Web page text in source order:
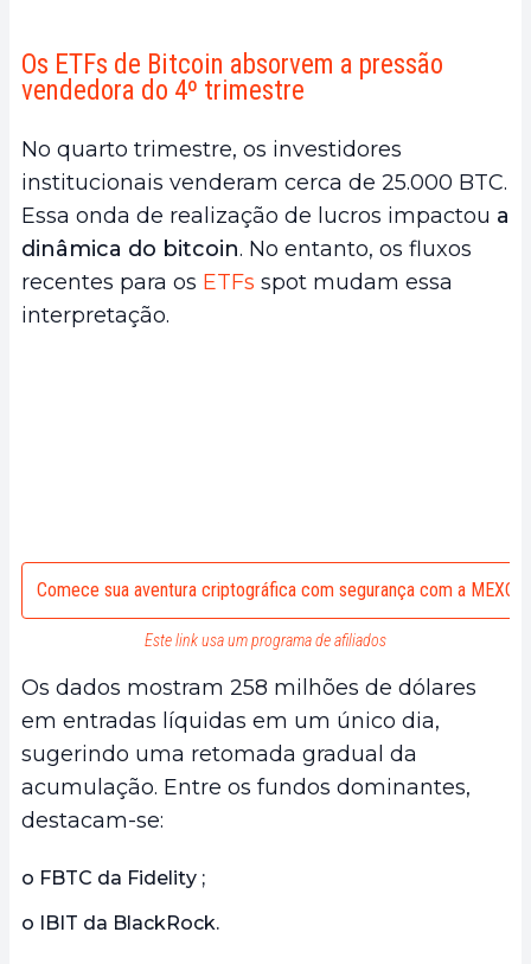
Os ETFs de Bitcoin absorvem a pressão
vendedora do 4º trimestre
No quarto trimestre, os investidores
institucionais venderam cerca de 25.000 BTC.
Essa onda de realização de lucros impactou a
dinâmica do bitcoin. No entanto, os fluxos
recentes para os ETFs spot mudam essa
interpretação.
Comece sua aventura criptográfica com segurança com a MEXC
Este link usa um programa de afiliados
Os dados mostram 258 milhões de dólares
em entradas líquidas em um único dia,
sugerindo uma retomada gradual da
acumulação. Entre os fundos dominantes,
destacam-se:
o FBTC da Fidelity ;
o IBIT da BlackRock.